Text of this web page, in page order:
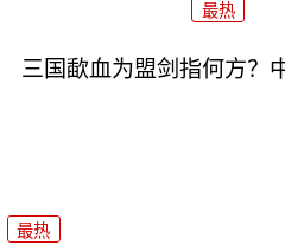
最热
三国歃血为盟剑指何方？
最热